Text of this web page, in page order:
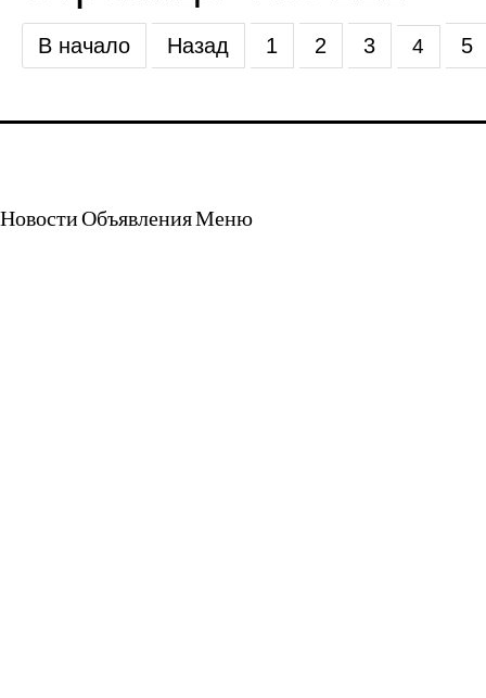
В начало Назад 1 2 3 4 5
НовостиОбъявленияМеню